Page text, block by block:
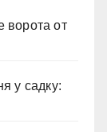
ворота от
у садку: